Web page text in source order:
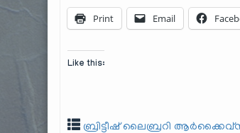
Print Email
Like this:
ബ്രിട്ടീഷ് ലൈബ്രറി